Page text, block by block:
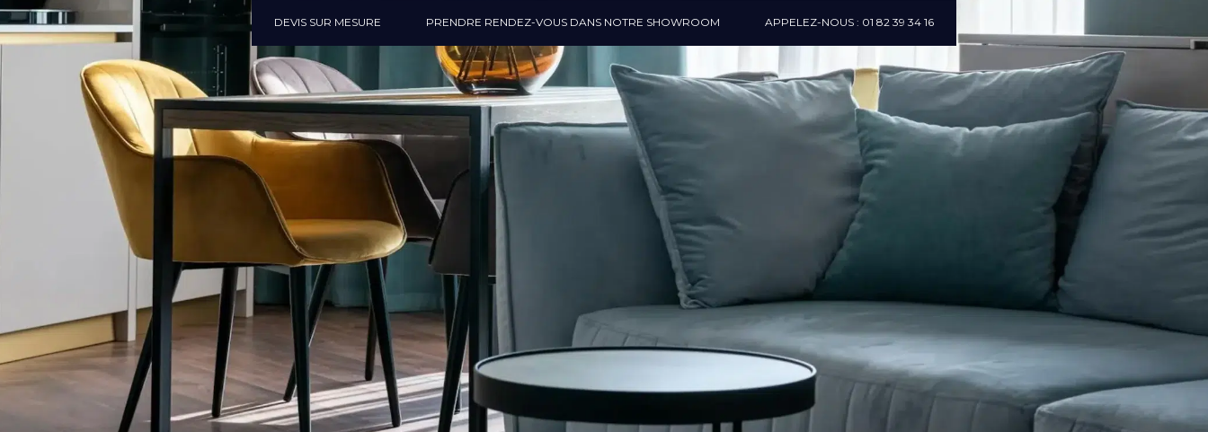
DEVIS SUR MESURE PRENDRE RENDEZ-VOUS DANS NOTRE SHOWROOM APPELEZ-NOUS : 01 82 39 34 16